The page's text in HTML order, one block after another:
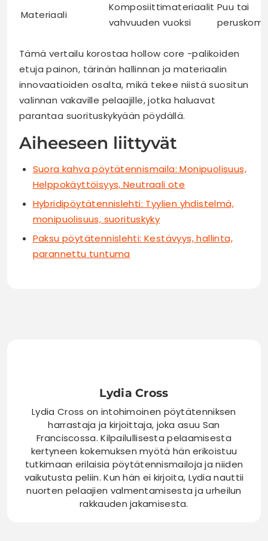
Materiaali
Komposiittimateriaalit
vahvuuden vuoksi
Puu tai
Tämä vertailu korostaa hollow core -palikoiden
etuja painon, tärinän hallinnan ja materiaalin
innovaatioiden osalta, mikä tekee niistä suositun
valinnan vakaville pelaajille, jotka haluavat
parantaa suorituskykyään pöydällä.
Aiheeseen liittyvät
Suora kahva pöytätennismaila: Monipuolisuus,
Helppokäyttöisyys, Neutraali ote
Hybridipöytätennislehti: Tyylien yhdistelmä,
monipuolisuus, suorituskyky
Paksu pöytätennislehti: Kestävyys, hallinta,
parannettu tuntuma
Lydia Cross
Lydia Cross on intohimoinen pöytätenniksen
harrastaja ja kirjoittaja, joka asuu San
Franciscossa. Kilpailullisesta pelaamisesta
kertyneen kokemuksen myötä hän erikoistuu
tutkimaan erilaisia pöytätennismailoja ja niiden
vaikutusta peliin. Kun hän ei kirjoita, Lydia nauttii
nuorten pelaajien valmentamisesta ja urheilun
rakkauden jakamisesta.